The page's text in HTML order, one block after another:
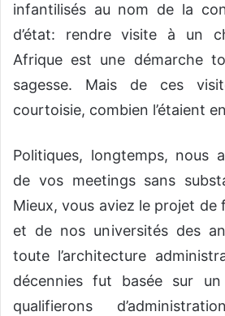
infantilisés au nom de la
d’état: rendre visite à un
Afrique est une démarche
sagesse. Mais de ces
courtoisie, combien l’étaient
Politiques, longtemps, nous
de vos meetings sans
Mieux, vous aviez le projet de
et de nos universités des
toute l’architecture
décennies fut basée sur
qualifierons